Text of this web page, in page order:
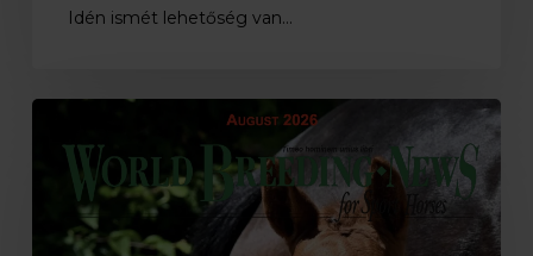
Idén ismét lehetőség van…
WBFSH
Breeding
News